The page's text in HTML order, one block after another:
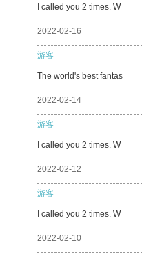
I called you 2 times. W
2022-02-16
游客
The world's best fantas
2022-02-14
游客
I called you 2 times. W
2022-02-12
游客
I called you 2 times. W
2022-02-10